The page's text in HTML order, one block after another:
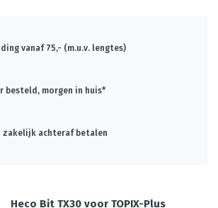
vanaf 75,- (m.u.v. lengtes)
besteld, morgen in huis*
zakelijk achteraf betalen
Heco Bit TX30 voor TOPIX-Plus